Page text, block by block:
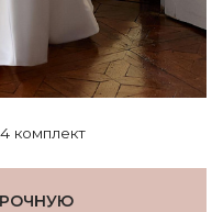
комплект